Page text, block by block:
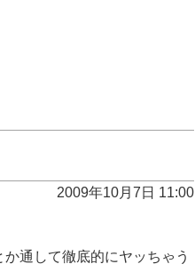
2009年10月7日 11:00
通して徹底的にヤッちゃう